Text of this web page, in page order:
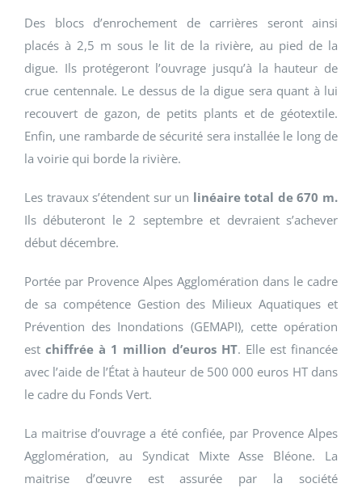
Des blocs d’enrochement de carrières seront ainsi
placés à 2,5 m sous le lit de la rivière, au pied de la
digue. Ils protégeront l’ouvrage jusqu’à la hauteur de
crue centennale. Le dessus de la digue sera quant à lui
recouvert de gazon, de petits plants et de géotextile.
Enfin, une rambarde de sécurité sera installée le long de
la voirie qui borde la rivière.
Les travaux s’étendent sur un linéaire total de 670 m.
Ils débuteront le 2 septembre et devraient s’achever
début décembre.
Portée par Provence Alpes Agglomération dans le cadre
de sa compétence Gestion des Milieux Aquatiques et
Prévention des Inondations (GEMAPI), cette opération
estchiffrée à 1 million d’euros HT. Elle est financée
avec l’aide de l’État à hauteur de 500 000 euros HT dans
le cadre du Fonds Vert.
La maitrise d’ouvrage a été confiée, par Provence Alpes
Agglomération, au Syndicat Mixte Asse Bléone. La
maitrise d’œuvre est assurée par la société